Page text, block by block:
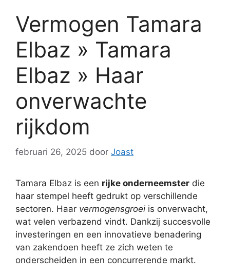
Vermogen Tamara
Elbaz » Tamara
Elbaz » Haar
onverwachte
rijkdom
februari 26, 2025 door Joast
Tamara Elbaz is een rijke onderneemster die
haar stempel heeft gedrukt op verschillende
sectoren. Haar vermogensgroei is onverwacht,
wat velen verbazend vindt. Dankzij succesvolle
investeringen en een innovatieve benadering
van zakendoen heeft ze zich weten te
onderscheiden in een concurrerende markt.